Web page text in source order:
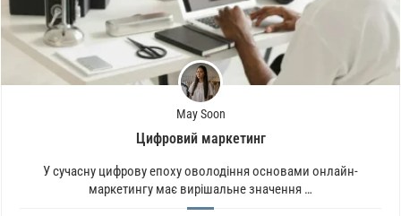
May Soon
Цифровий маркетинг
У сучасну цифрову епоху оволодіння основами онлайн-
маркетингу має вирішальне значення …